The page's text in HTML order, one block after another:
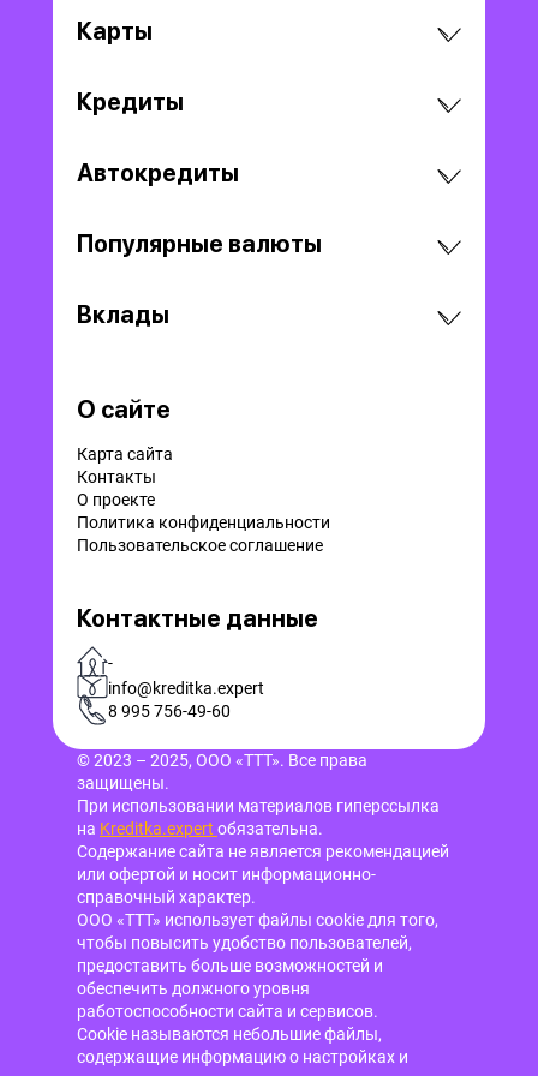
Карты
Кредиты
Автокредиты
Популярные валюты
Вклады
О сайте
Карта сайта
Контакты
О проекте
Политика конфиденциальности
Пользовательское соглашение
Контактные данные
-
info@kreditka.expert
8 995 756-49-60
© 2023 – 2025, ООО «ТТТ». Все права
защищены.
При использовании материалов гиперссылка
на Kreditka.expert обязательна.
Содержание сайта не является рекомендацией
или офертой и носит информационно-
справочный характер.
ООО «ТТТ» использует файлы cookie для того,
чтобы повысить удобство пользователей,
предоставить больше возможностей и
обеспечить должного уровня
работоспособности сайта и сервисов.
Cookie называются небольшие файлы,
содержащие информацию о настройках и